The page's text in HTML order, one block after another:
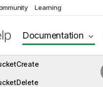
Learning
Documentation